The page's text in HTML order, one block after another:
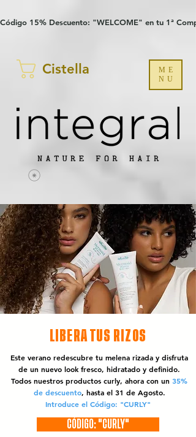
Código 15% Descuento: "WELCOME" en tu 1ª
Cistella
ME
NU
LIBERA TUS RIZOS
Este verano redescubre tu melena rizada y disfruta
de un nuevo look fresco, hidratado y definido.
Todos nuestros productos curly, ahora con un 35%
de descuento, hasta el 31 de Agosto.
Introduce el Código: "CURLY"
CÓDIGO: "CURLY"